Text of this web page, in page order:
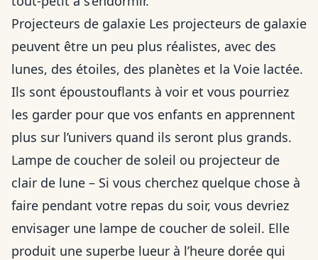
Projecteurs de galaxie Les projecteurs de galaxie
peuvent être un peu plus réalistes, avec des
lunes, des étoiles, des planètes et la Voie lactée.
Ils sont époustouflants à voir et vous pourriez
les garder pour que vos enfants en apprennent
plus sur l’univers quand ils seront plus grands.
Lampe de coucher de soleil ou projecteur de
clair de lune – Si vous cherchez quelque chose à
faire pendant votre repas du soir, vous devriez
envisager une lampe de coucher de soleil. Elle
produit une superbe lueur à l’heure dorée qui